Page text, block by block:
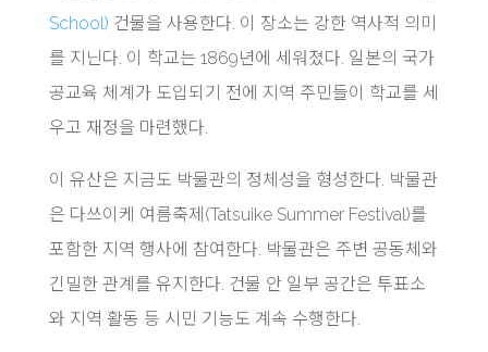
School) 건물을 사용한다. 이 장소는 강한 역사적 의미
를 지닌다. 이 학교는 1869년에 세워졌다. 일본의 국가
공교육 체계가 도입되기 전에 지역 주민들이 학교를 세
우고 재정을 마련했다.
이 유산은 지금도 박물관의 정체성을 형성한다. 박물관
은 다쓰이케 여름축제(Tatsuike Summer Festival)를
포함한 지역 행사에 참여한다. 박물관은 주변 공동체와
긴밀한 관계를 유지한다. 건물 안 일부 공간은 투표소
와 지역 활동 등 시민 기능도 계속 수행한다.